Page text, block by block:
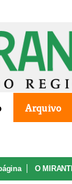
Arquivo
O